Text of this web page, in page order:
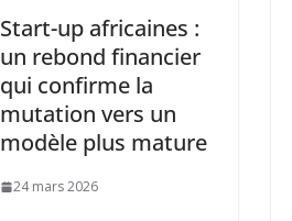
Start-up africaines :
un rebond financier
qui confirme la
mutation vers un
modèle plus mature
24 mars 2026